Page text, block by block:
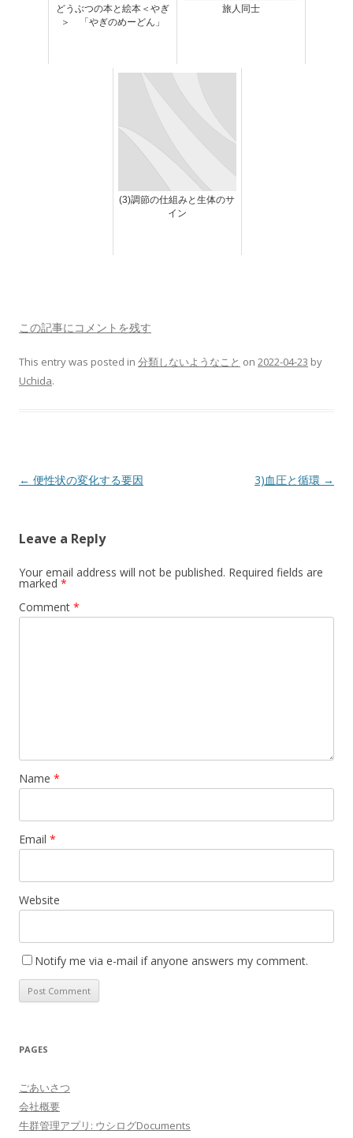
どうぶつの本と絵本＜やぎ
＞ 「やぎのめーどん」
旅人同士
(3)調節の仕組みと生体のサ
イン
この記事にコメントを残す
This entry was posted in 分類しないようなこと on 2022-04-23 by
Uchida.
Post
← 便性状の変化する要因 3)血圧と循環 →
Leave a Reply
Your email address will not be published. Required fields are
marked *
Comment *
Name *
Email *
Website
Notify me via e-mail if anyone answers my comment.
PAGES
ごあいさつ
会社概要
牛群管理アプリ: ウシログDocuments